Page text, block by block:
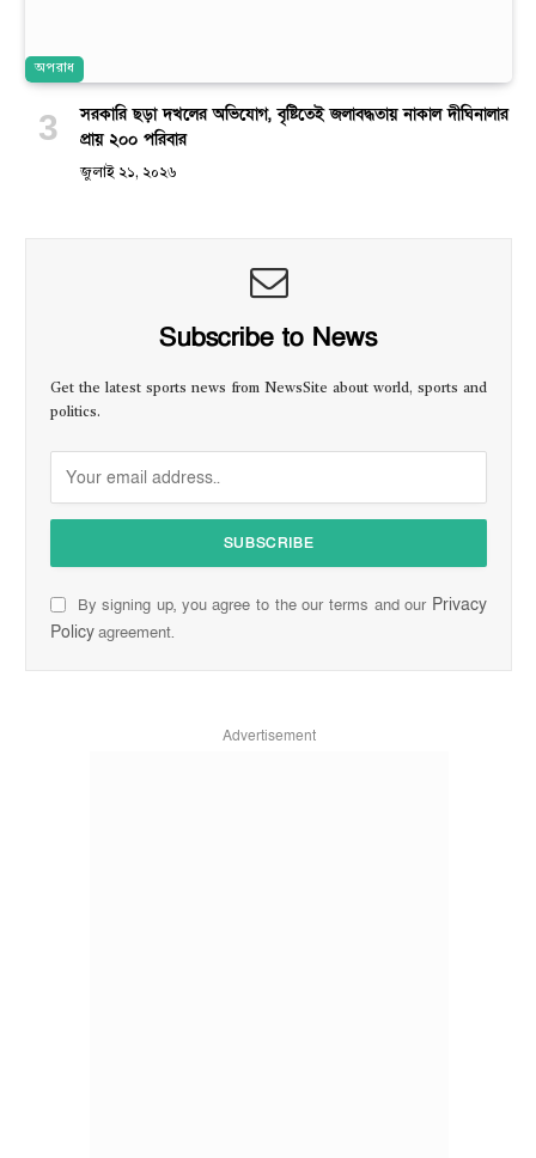
অপরাধ
সরকারি ছড়া দখলের অভিযোগ, বৃষ্টিতেই জলাবদ্ধতায় নাকাল দীঘিনালার
প্রায় ২০০ পরিবার
জুলাই ২১, ২০২৬
Subscribe to News
Get the latest sports news from NewsSite about world, sports and
politics.
By signing up, you agree to the our terms and our Privacy
Policyagreement.
Advertisement